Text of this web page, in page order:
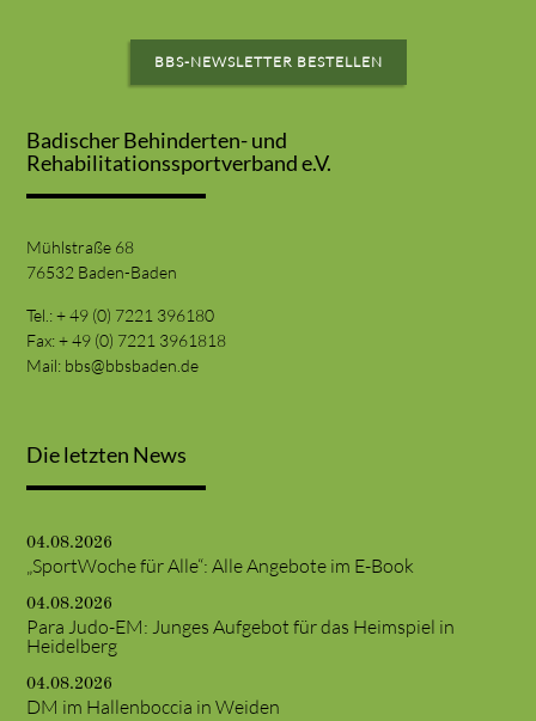
BBS-NEWSLETTER BESTELLEN
Badischer Behinderten- und
Rehabilitationssportverband e.V.
Mühlstraße 68
76532 Baden-Baden
Tel.: + 49 (0) 7221 396180
Fax: + 49 (0) 7221 3961818
Mail: bbs@bbsbaden.de
Die letzten News
04.08.2026
„SportWoche für Alle“: Alle Angebote im E-Book
04.08.2026
Para Judo-EM: Junges Aufgebot für das Heimspiel in
Heidelberg
04.08.2026
DM im Hallenboccia in Weiden